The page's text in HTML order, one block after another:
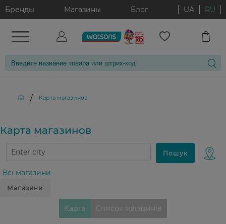
Бренды Магазины Блог UA RU
/ Карта магазинов
Карта магазинов
Всі магазини